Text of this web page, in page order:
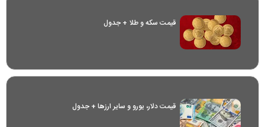
قیمت سکه و طلا + جدول
قیمت دلار، یورو و سایر ارز‌ها + جدول